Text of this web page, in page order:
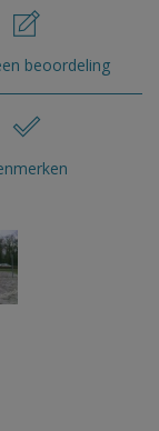
beoordeling